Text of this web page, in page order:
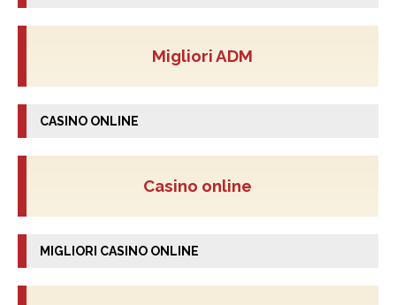
Migliori ADM
CASINO ONLINE
Casino online
MIGLIORI CASINO ONLINE